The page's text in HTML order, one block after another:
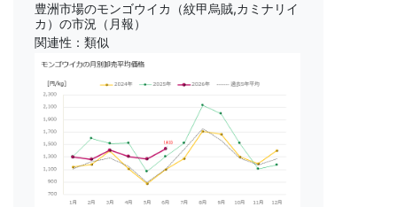
豊洲市場のモンゴウイカ（紋甲烏賊,カミナリイ
カ）の市況（月報）
関連性：類似